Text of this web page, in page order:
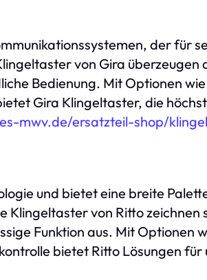
der für
von Gira überzeugen
Bedienung. Mit Optionen
Gira Klingeltaster, die
mwv.de/ersatzteil-shop/
und bietet eine breite
von Ritto zeichnen
Funktion aus. Mit Optionen
bietet Ritto Lösungen für